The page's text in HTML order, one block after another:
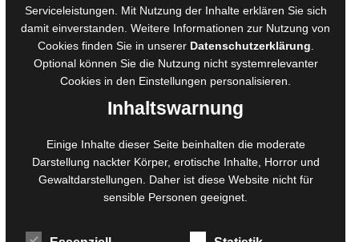
Manuskripte einreichen
Ausschreibungen
Belegexemplare
Eigenbedarfsexemplare
Foto- und Bildbearbeitung
Fotorestauration
Creative Artwork
Serviceleistungen. Mit Nutzung der Inhalte erklären Sie sich
damit einverstanden. Weitere Informationen zur Nutzung von
Cookies finden Sie in unserer Datenschutzerklärung
Optional können Sie die Nutzung nicht systemrelevanter
Cookies in den Einstellungen personalisieren.
Inhaltswarnung
Einige Inhalte dieser Seite beinhalten die moderate
Darstellung nackter Körper, erotische Inhalte, Horror und
Gewaltdarstellungen. Daher ist diese Website nicht für
sensible Personen geeignet.